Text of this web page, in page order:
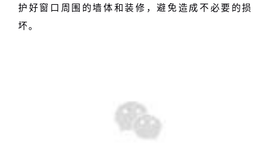
护好窗口周围的墙体和装修，避免造成不必要的损
坏。